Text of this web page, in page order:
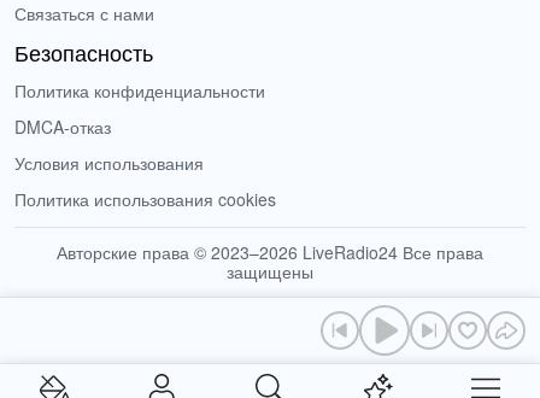
Связаться с нами
Безопасность
Политика конфиденциальности
DMCA-отказ
Условия использования
Политика использования cookies
Авторские права © 2023–2026 LiveRadio24 Все права
защищены